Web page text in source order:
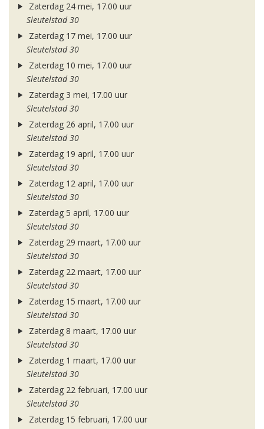
Zaterdag 24 mei, 17.00 uur
Sleutelstad 30
Zaterdag 17 mei, 17.00 uur
Sleutelstad 30
Zaterdag 10 mei, 17.00 uur
Sleutelstad 30
Zaterdag 3 mei, 17.00 uur
Sleutelstad 30
Zaterdag 26 april, 17.00 uur
Sleutelstad 30
Zaterdag 19 april, 17.00 uur
Sleutelstad 30
Zaterdag 12 april, 17.00 uur
Sleutelstad 30
Zaterdag 5 april, 17.00 uur
Sleutelstad 30
Zaterdag 29 maart, 17.00 uur
Sleutelstad 30
Zaterdag 22 maart, 17.00 uur
Sleutelstad 30
Zaterdag 15 maart, 17.00 uur
Sleutelstad 30
Zaterdag 8 maart, 17.00 uur
Sleutelstad 30
Zaterdag 1 maart, 17.00 uur
Sleutelstad 30
Zaterdag 22 februari, 17.00 uur
Sleutelstad 30
Zaterdag 15 februari, 17.00 uur